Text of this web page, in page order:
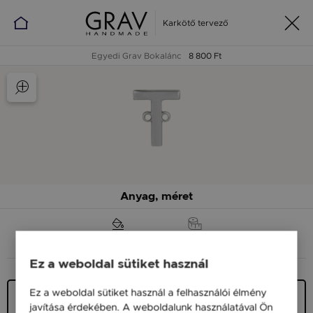
Karkötő tervező
Egyedi Grav Bokalánc 8 800 Ft
Anyag, méret
Ezüst 925
8 800 Ft
Ez a weboldal sütiket használ
Ez a weboldal sütiket használ a felhasználói élmény
javítása érdekében. A weboldalunk használatával Ön